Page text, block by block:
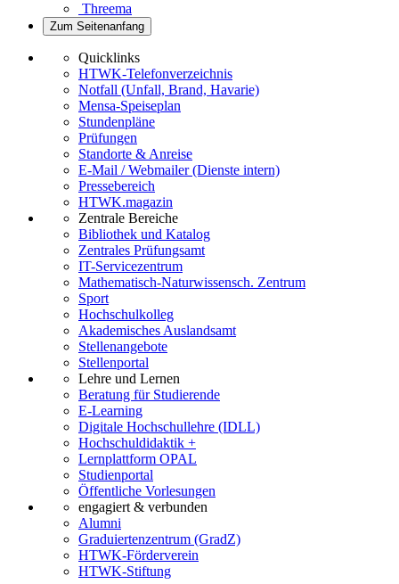
Threema
Zum Seitenanfang
Quicklinks
HTWK-Telefonverzeichnis
Notfall (Unfall, Brand, Havarie)
Mensa-Speiseplan
Stundenpläne
Prüfungen
Standorte & Anreise
E-Mail / Webmailer (Dienste intern)
Pressebereich
HTWK.magazin
Zentrale Bereiche
Bibliothek und Katalog
Zentrales Prüfungsamt
IT-Servicezentrum
Mathematisch-Naturwissensch. Zentrum
Sport
Hochschulkolleg
Akademisches Auslandsamt
Stellenangebote
Stellenportal
Lehre und Lernen
Beratung für Studierende
E-Learning
Digitale Hochschullehre (IDLL)
Hochschuldidaktik +
Lernplattform OPAL
Studienportal
Öffentliche Vorlesungen
engagiert & verbunden
Alumni
Graduiertenzentrum (GradZ)
HTWK-Förderverein
HTWK-Stiftung